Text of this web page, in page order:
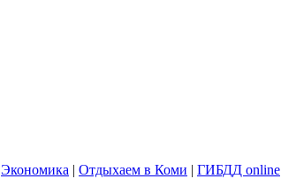
Экономика | Отдыхаем в Коми | ГИБДД online